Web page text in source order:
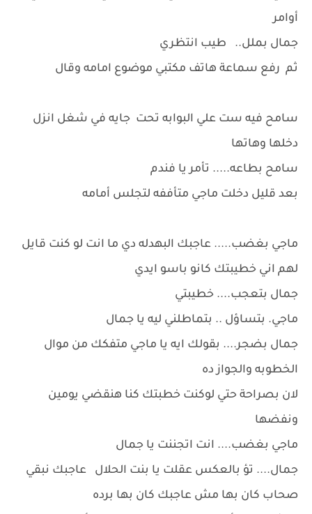
أوامر
جمال بملل.. طيب انتظري
ثم رفع سماعة هاتف مكتبي موضوع امامه وقال
سامح فيه ست علي البوابه تحت جايه في شغل انزل
دخلها وهاتها
سامح بطاعه..... تأمر يا فندم
بعد قليل دخلت ماجي متأففه لتجلس أمامه
ماجي بغضب..... عاجبك البهدله دي ما انت لو كنت قايل
لهم اني خطيبتك كانو باسو ايدي
جمال بتعجب.... خطيبتي
ماجي. بتساؤل .. بتماطلني ليه يا جمال
جمال بضجر.... بقولك ايه يا ماجي متفكك من موال
الخطوبه والجواز ده
لان بصراحة حتي لوكنت خطبتك كنا هنقضي يومين
ونفضها
ماجي بغضب.... انت اتجننت يا جمال
جمال.... تؤ بالعكس عقلت يا بنت الحلال عاجبك نبقي
صحاب كان بها مش عاجبك كان بها برده